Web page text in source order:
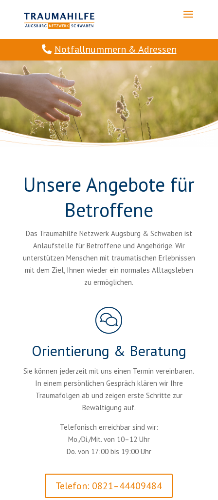
Notfallnummern & Adressen
Unsere Angebote für
Betroffene
Das Traumahilfe Netzwerk Augsburg & Schwaben ist
Anlaufstelle für Betroffene und Angehörige. Wir
unterstützen Menschen mit traumatischen Erlebnissen
mit dem Ziel, Ihnen wieder ein normales Alltagsleben
zu ermöglichen.
Orientierung & Beratung
Sie können jederzeit mit uns einen Termin vereinbaren.
In einem persönlichen Gespräch klären wir Ihre
Traumafolgen ab und zeigen erste Schritte zur
Bewältigung auf.
Telefonisch erreichbar sind wir:
Mo./Di./Mit. von 10–12 Uhr
Do. von 17:00 bis 19:00 Uhr
Telefon: 0821–44409484